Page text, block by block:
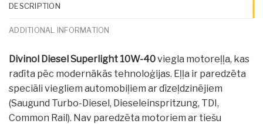
DESCRIPTION
ADDITIONAL INFORMATION
Divinol Diesel Superlight 10W-40viegla motoreļļa, kas
radīta pēc modernākās tehnoloģijas. Eļļa ir paredzēta
speciāli viegliem automobiļiem ar dīzeļdzinējiem
(Saugund Turbo-Diesel, Dieseleinspritzung, TDI,
Common Rail). Nav paredzēta motoriem ar tiešu